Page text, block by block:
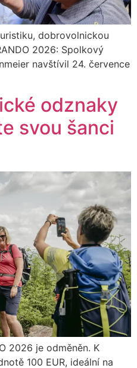
dobrovolnickou
2026: Spolkový
navštívil 24. července
odznaky
svou šanci
2026 je odměněn. K
100 EUR, ideální na